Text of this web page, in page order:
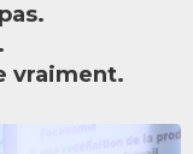
vraiment.